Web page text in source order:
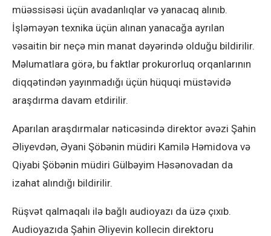
müəssisəsi üçün avadanlıqlar və yanacaq alınıb.
İşləməyən texnika üçün alınan yanacağa ayrılan
vəsaitin bir neçə min manat dəyərində olduğu bildirilir.
Məlumatlara görə, bu faktlar prokurorluq orqanlarının
diqqətindən yayınmadığı üçün hüquqi müstəvidə
araşdırma davam etdirilir.
Aparılan araşdırmalar nəticəsində direktor əvəzi Şahin
Əliyevdən, Əyani Şöbənin müdiri Kamilə Həmidova və
Qiyabi Şöbənin müdiri Gülbəyim Həsənovadan da
izahat alındığı bildirilir.
Rüşvət qalmaqalı ilə bağlı audioyazı da üzə çıxıb.
Audioyazıda Şahin Əliyevin kollecin direktoru